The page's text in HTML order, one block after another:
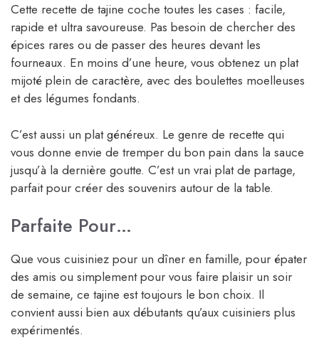
Cette recette de tajine coche toutes les cases : facile,
rapide et ultra savoureuse. Pas besoin de chercher des
épices rares ou de passer des heures devant les
fourneaux. En moins d’une heure, vous obtenez un plat
mijoté plein de caractère, avec des boulettes moelleuses
et des légumes fondants.
C’est aussi un plat généreux. Le genre de recette qui
vous donne envie de tremper du bon pain dans la sauce
jusqu’à la dernière goutte. C’est un vrai plat de partage,
parfait pour créer des souvenirs autour de la table.
Parfaite Pour…
Que vous cuisiniez pour un dîner en famille, pour épater
des amis ou simplement pour vous faire plaisir un soir
de semaine, ce tajine est toujours le bon choix. Il
convient aussi bien aux débutants qu’aux cuisiniers plus
expérimentés.